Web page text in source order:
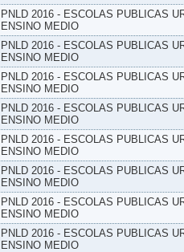
PNLD 2016 - ESCOLAS PUBLICAS
ENSINO MEDIO
PNLD 2016 - ESCOLAS PUBLICAS
ENSINO MEDIO
PNLD 2016 - ESCOLAS PUBLICAS
ENSINO MEDIO
PNLD 2016 - ESCOLAS PUBLICAS
ENSINO MEDIO
PNLD 2016 - ESCOLAS PUBLICAS
ENSINO MEDIO
PNLD 2016 - ESCOLAS PUBLICAS
ENSINO MEDIO
PNLD 2016 - ESCOLAS PUBLICAS
ENSINO MEDIO
PNLD 2016 - ESCOLAS PUBLICAS
ENSINO MEDIO